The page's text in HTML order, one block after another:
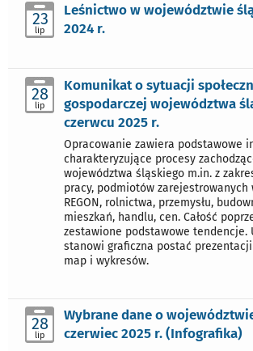
23
lip
Leśnictwo w województwie
2024 r.
28
lip
Komunikat o sytuacji
gospodarczej województwa
czerwcu 2025 r.
Opracowanie zawiera podstawowe
charakteryzujące procesy
województwa śląskiego m.in. z
pracy, podmiotów zarejestrowanych
REGON, rolnictwa, przemysłu,
mieszkań, handlu, cen. Całość
zestawione podstawowe tendencje.
stanowi graficzna postać
map i wykresów.
28
lip
Wybrane dane o
czerwiec 2025 r. (Infografika)